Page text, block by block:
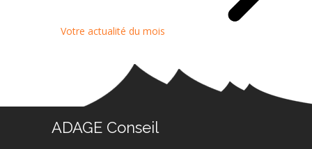
Votre actualité du mois
ADAGE Conseil